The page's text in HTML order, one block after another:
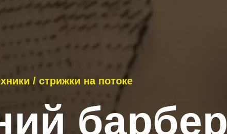
/ стрижки на потоке
барбер